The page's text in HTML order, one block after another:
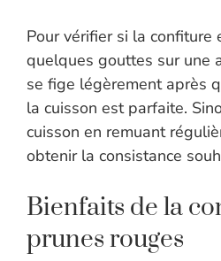
Pour vérifier si la confiture
quelques gouttes sur une
se fige légèrement après
la cuisson est parfaite.
cuisson en remuant
obtenir la consistance
Bienfaits de la
prunes rouges